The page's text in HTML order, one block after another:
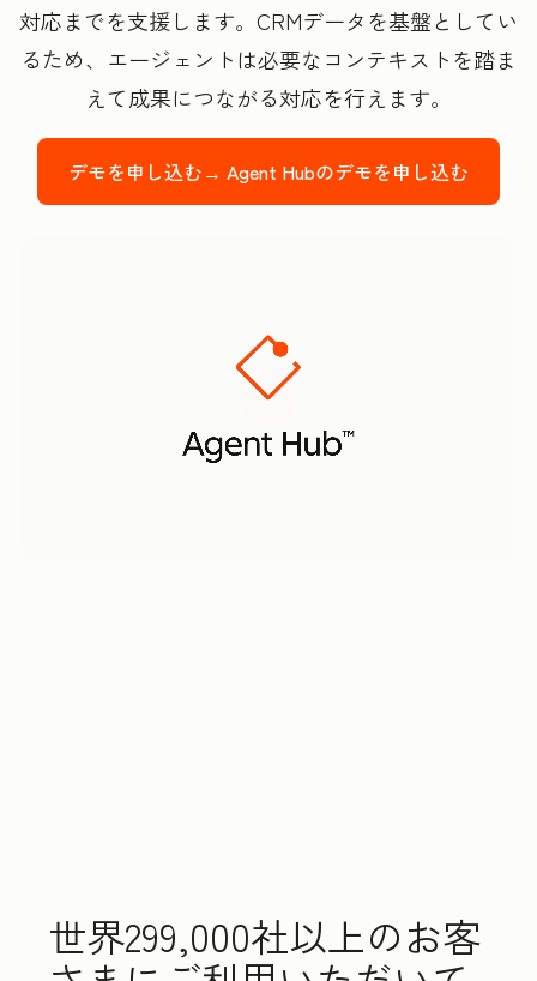
対応までを支援します。CRMデータを基盤としてい
るため、エージェントは必要なコンテキストを踏ま
えて成果につながる対応を行えます。
デモを申し込む→ Agent Hubのデモを申し込む
世界299,000社以上のお客